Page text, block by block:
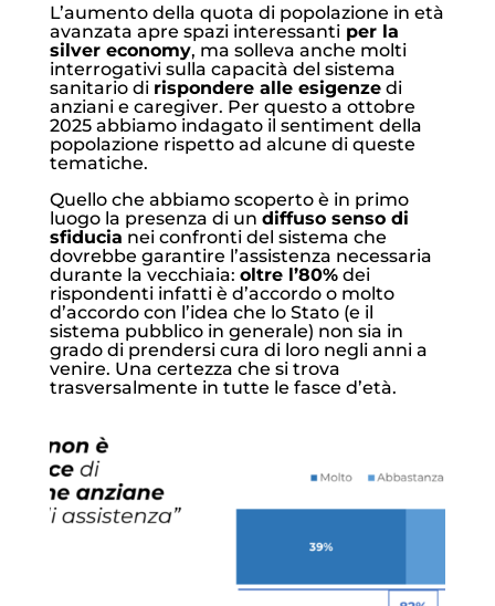
L’aumento della quota di popolazione in età
avanzata apre spazi interessantiper la
silver economy, ma solleva anche molti
interrogativi sulla capacità del sistema
sanitario di rispondere alle esigenzedi
anziani e caregiver. Per questo a ottobre
2025 abbiamo indagato il sentiment della
popolazione rispetto ad alcune di queste
tematiche.
Quello che abbiamo scoperto è in primo
luogo la presenza di un diffuso senso di
sfiducia nei confronti del sistema che
dovrebbe garantire l’assistenza necessaria
durante la vecchiaia: oltre l’80%dei
rispondenti infatti è d’accordo o molto
d’accordo con l’idea che lo Stato (e il
sistema pubblico in generale) non sia in
grado di prendersi cura di loro negli anni a
venire. Una certezza che si trova
trasversalmente in tutte le fasce d’età.